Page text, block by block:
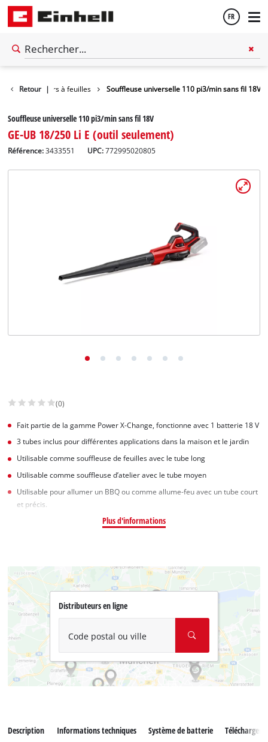
FR
Retour |
/ Aspirateurs à feuilles Souffleuse universelle 110 pi3/min sans fil 18V
Souffleuse universelle 110 pi3/min sans fil 18V
GE-UB 18/250 Li E (outil seulement)
Référence: 3433551 UPC:772995020805
(0)
Fait partie de la gamme Power X-Change, fonctionne avec 1 batterie 18 V
3 tubes inclus pour différentes applications dans la maison et le jardin
Utilisable comme souffleuse de feuilles avec le tube long
Utilisable comme souffleuse d’atelier avec le tube moyen
Utilisable pour allumer un BBQ ou comme allume-feu avec un tube court
et précis.
Plus d'informations
Distributeurs en ligne
Code postal ou ville
Description Informations techniques Système de batterie